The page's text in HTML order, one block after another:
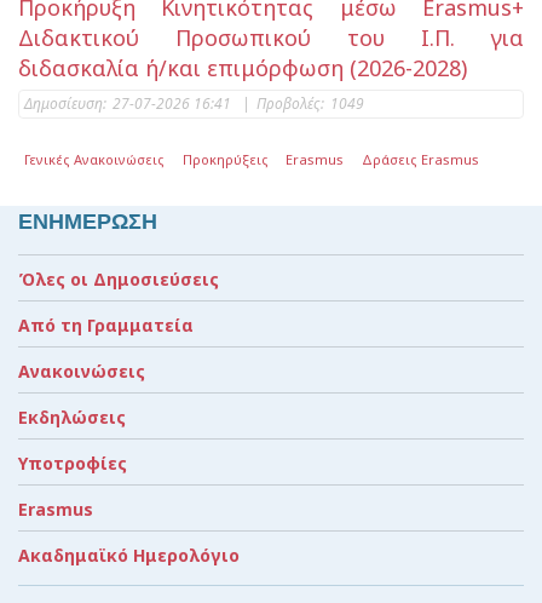
Προκήρυξη Κινητικότητας μέσω Erasmus+
Διδακτικού Προσωπικού του Ι.Π. για
διδασκαλία ή/και επιμόρφωση (2026-2028)
Δημοσίευση: 27-07-2026 16:41 | Προβολές: 1049
Γενικές Ανακοινώσεις Προκηρύξεις Erasmus Δράσεις Erasmus
ΕΝΗΜΕΡΩΣΗ
Όλες οι Δημοσιεύσεις
Από τη Γραμματεία
Ανακοινώσεις
Εκδηλώσεις
Υποτροφίες
Erasmus
Ακαδημαϊκό Ημερολόγιο